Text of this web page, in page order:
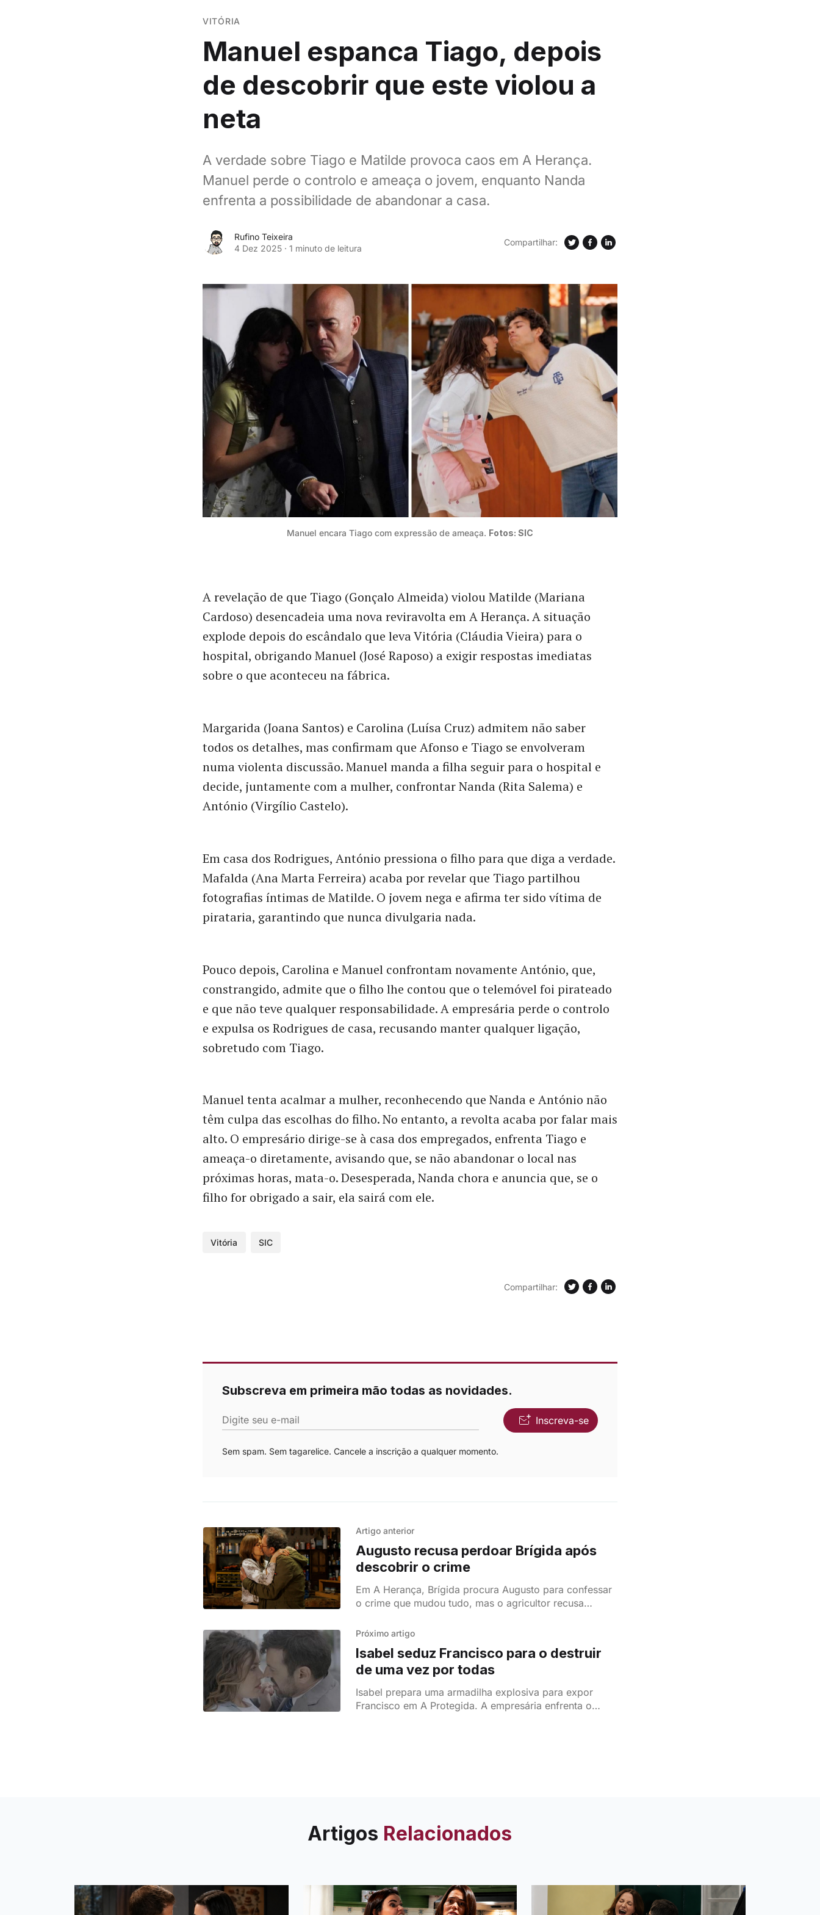
VITÓRIA
Manuel espanca Tiago, depois
de descobrir que este violou a
neta
A verdade sobre Tiago e Matilde provoca caos em A Herança.
Manuel perde o controlo e ameaça o jovem, enquanto Nanda
enfrenta a possibilidade de abandonar a casa.
Rufino Teixeira
4 Dez 2025 · 1 minuto de leitura
Compartilhar:
Manuel encara Tiago com expressão de ameaça. Fotos: SIC
A revelação de que Tiago (Gonçalo Almeida) violou Matilde (Mariana
Cardoso) desencadeia uma nova reviravolta em A Herança. A situação
explode depois do escândalo que leva Vitória (Cláudia Vieira) para o
hospital, obrigando Manuel (José Raposo) a exigir respostas imediatas
sobre o que aconteceu na fábrica.
Margarida (Joana Santos) e Carolina (Luísa Cruz) admitem não saber
todos os detalhes, mas confirmam que Afonso e Tiago se envolveram
numa violenta discussão. Manuel manda a filha seguir para o hospital e
decide, juntamente com a mulher, confrontar Nanda (Rita Salema) e
António (Virgílio Castelo).
Em casa dos Rodrigues, António pressiona o filho para que diga a verdade.
Mafalda (Ana Marta Ferreira) acaba por revelar que Tiago partilhou
fotografias íntimas de Matilde. O jovem nega e afirma ter sido vítima de
pirataria, garantindo que nunca divulgaria nada.
Pouco depois, Carolina e Manuel confrontam novamente António, que,
constrangido, admite que o filho lhe contou que o telemóvel foi pirateado
e que não teve qualquer responsabilidade. A empresária perde o controlo
e expulsa os Rodrigues de casa, recusando manter qualquer ligação,
sobretudo com Tiago.
Manuel tenta acalmar a mulher, reconhecendo que Nanda e António não
têm culpa das escolhas do filho. No entanto, a revolta acaba por falar mais
alto. O empresário dirige-se à casa dos empregados, enfrenta Tiago e
ameaça-o diretamente, avisando que, se não abandonar o local nas
próximas horas, mata-o. Desesperada, Nanda chora e anuncia que, se o
filho for obrigado a sair, ela sairá com ele.
Vitória SIC
Compartilhar:
Subscreva em primeira mão todas as novidades.
Digite seu e-mail Inscreva-se
Sem spam. Sem tagarelice. Cancele a inscrição a qualquer momento.
Artigo anterior
Augusto recusa perdoar Brígida após
descobrir o crime
Em A Herança, Brígida procura Augusto para confessar
o crime que mudou tudo, mas o agricultor recusa
teme ser presa.
Próximo artigo
Isabel seduz Francisco para o destruir
de uma vez por todas
Isabel prepara uma armadilha explosiva para expor
Francisco em A Protegida. A empresária enfrenta o
Artigos Relacionados